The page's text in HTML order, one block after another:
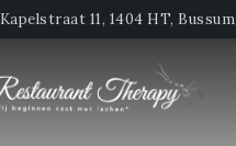
Kapelstraat 11, 1404 HT, Bussum